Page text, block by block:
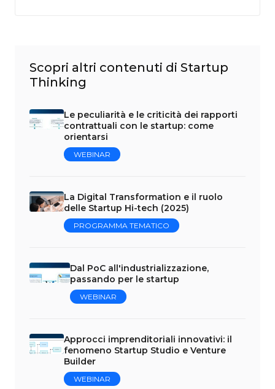
Scopri altri contenuti di Startup
Thinking
Le peculiarità e le criticità dei rapporti
contrattuali con le startup: come
orientarsi
WEBINAR
La Digital Transformation e il ruolo
delle Startup Hi-tech (2025)
PROGRAMMA TEMATICO
Dal PoC all'industrializzazione,
passando per le startup
WEBINAR
Approcci imprenditoriali innovativi: il
fenomeno Startup Studio e Venture
Builder
WEBINAR